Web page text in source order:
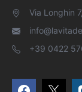
Via Longhin
+39 0422